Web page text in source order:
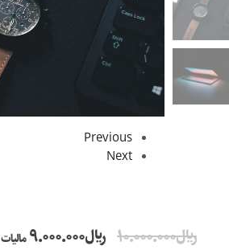
Previous
Next
﷼10.000.000 ﷼9.000.000 مالیات